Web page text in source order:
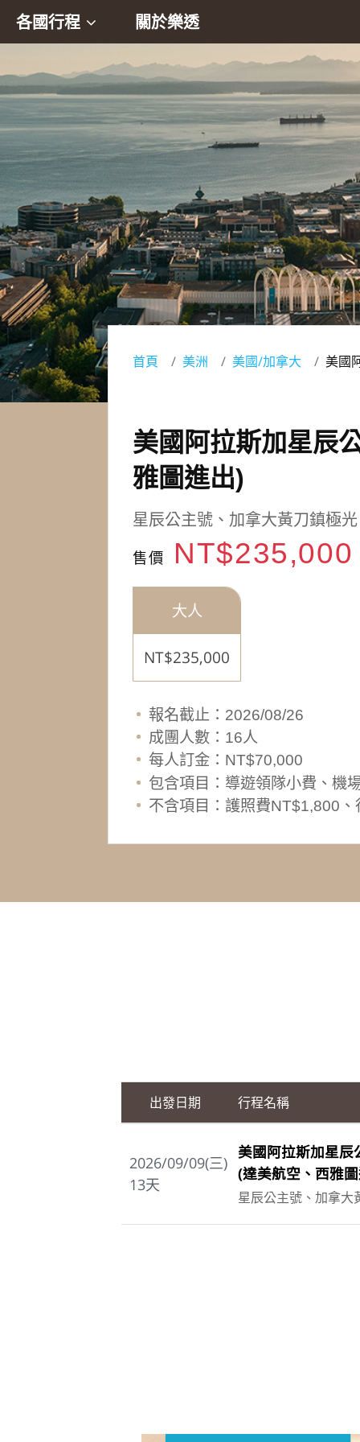
各國行程 關於樂透
首頁 美洲 美國/加拿大 美國
美國阿拉斯加星辰
雅圖進出)
星辰公主號、加拿大黃刀鎮極
售價
大人
NT$235,000
報名截止：2026/08/26
成團人數：16人
每人訂金：NT$70,000
包含項目：導遊領隊小費、機
不含項目：護照費NT$1,800
出發日期 行程名稱
2026/09/09(三)
13天
美國阿拉斯加星
(達美航空、西雅
星辰公主號、加拿大